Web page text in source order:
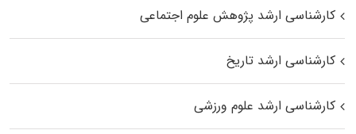
کارشناسی ارشد پژوهش علوم اجتماعی
کارشناسی ارشد تاریخ
کارشناسی ارشد علوم ورزشی